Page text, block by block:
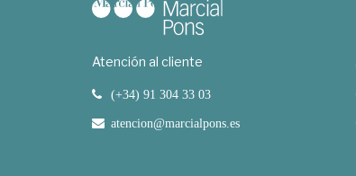
Atención al cliente
(+34) 91 304 33 03
atencion@marcialpons.es